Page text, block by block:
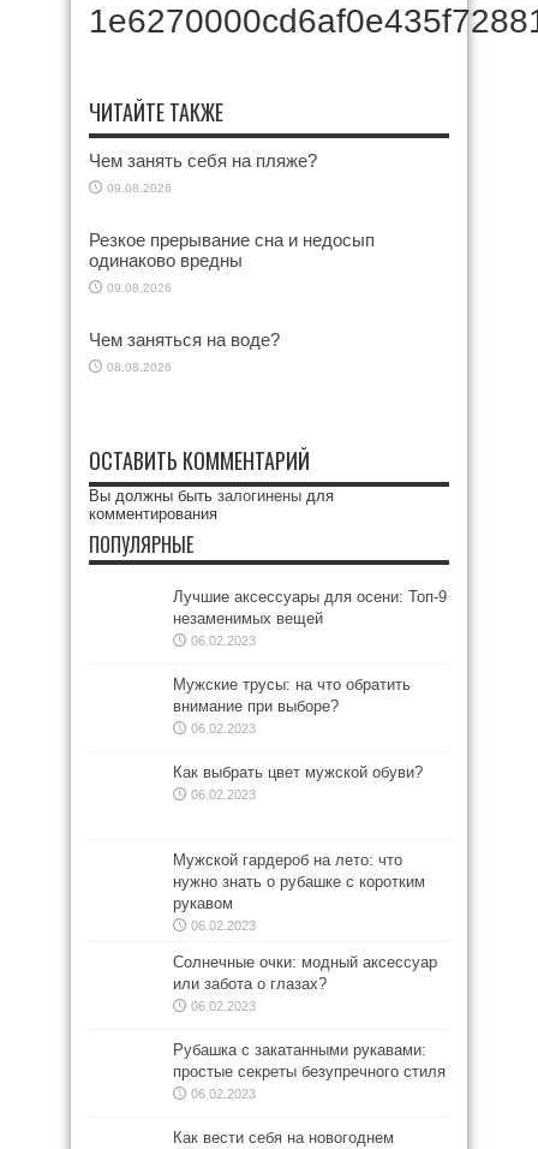
ЧИТАЙТЕ ТАКЖЕ
Чем занять себя на пляже?
09.08.2026
Резкое прерывание сна и недосып
одинаково вредны
09.08.2026
Чем заняться на воде?
08.08.2026
ОСТАВИТЬ КОММЕНТАРИЙ
Вы должны быть залогинены для
комментирования
ПОПУЛЯРНЫЕ
Лучшие аксессуары для осени: Топ-9
незаменимых вещей
06.02.2023
Мужские трусы: на что обратить
внимание при выборе?
06.02.2023
Как выбрать цвет мужской обуви?
06.02.2023
Мужской гардероб на лето: что
нужно знать о рубашке с коротким
рукавом
06.02.2023
Солнечные очки: модный аксессуар
или забота о глазах?
06.02.2023
Рубашка с закатанными рукавами:
простые секреты безупречного стиля
06.02.2023
Как вести себя на новогоднем